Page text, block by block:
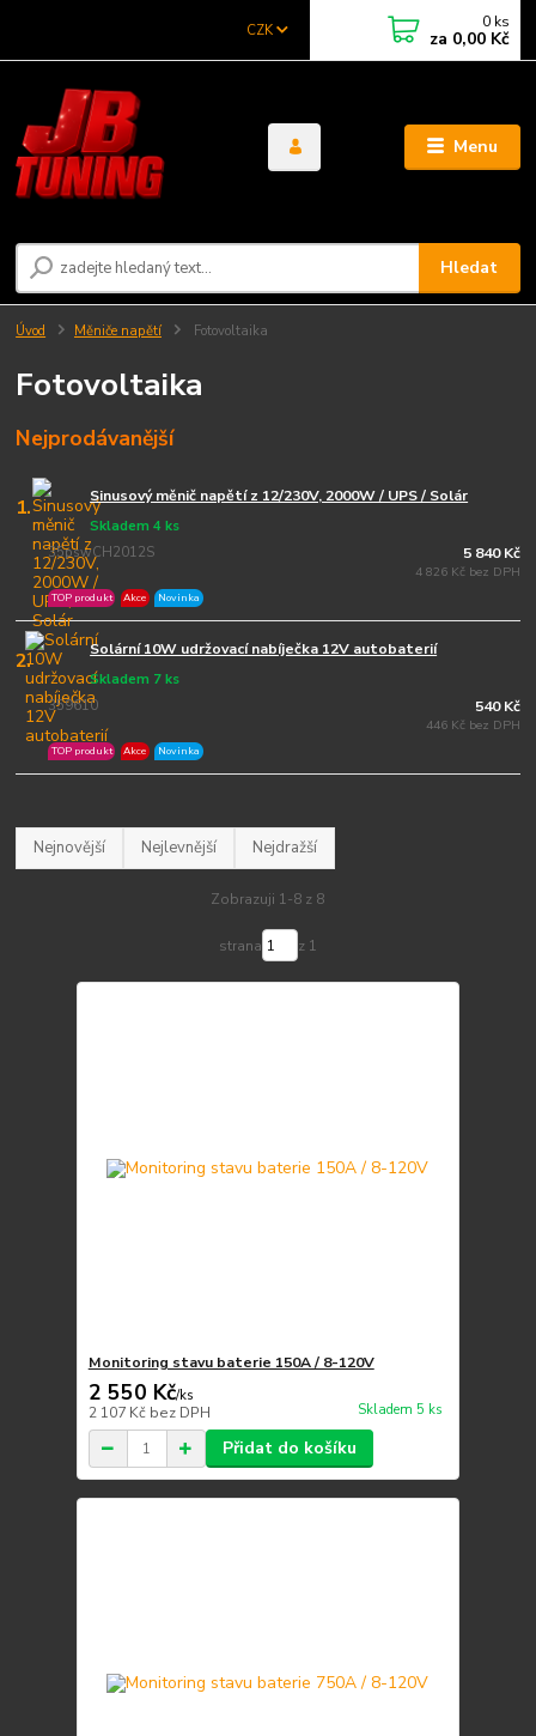
Menu
CZK
Hledat
0 ks
za 0,00 Kč
Úvod Měniče napětí Fotovoltaika
Fotovoltaika
Nejprodávanější
1. Sinusový měnič napětí z 12/230V, 2000W / UPS / Solár
35pswCH2012S
Skladem 4 ks
TOP produkt Akce Novinka
5 840 Kč
4 826 Kč bez DPH
2. Solární 10W udržovací nabíječka 12V autobaterií
359610
Skladem 7 ks
TOP produkt Akce Novinka
540 Kč
446 Kč bez DPH
Nejnovější Nejlevnější Nejdražší
Zobrazuji 1-8 z 8
strana z 1
Monitoring stavu baterie 150A / 8-120V
2 550 Kč/ks
2 107 Kč bez DPH Skladem 5 ks
Přidat do košíku